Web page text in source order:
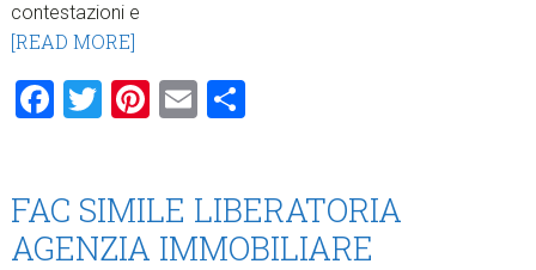
contestazioni e
[READ MORE]
Facebook
Twitter
Pinterest
EmailCondividi
FAC SIMILE LIBERATORIA
AGENZIA IMMOBILIARE​